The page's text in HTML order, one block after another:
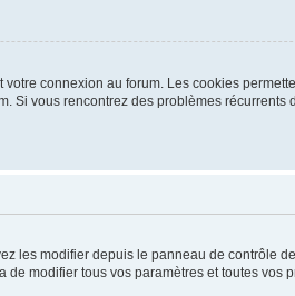
connexion au forum. Les cookies
Si vous rencontrez des problèmes récurrents
les modifier depuis le panneau de contrôle
modifier tous vos paramètres et toutes vos